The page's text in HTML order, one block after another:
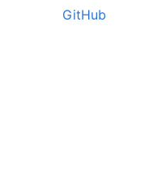
GitHub